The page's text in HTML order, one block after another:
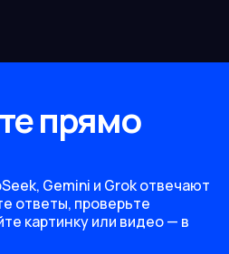
прямо
Gemini и Grok отвечают
ответы, проверьте
картинку или видео — в